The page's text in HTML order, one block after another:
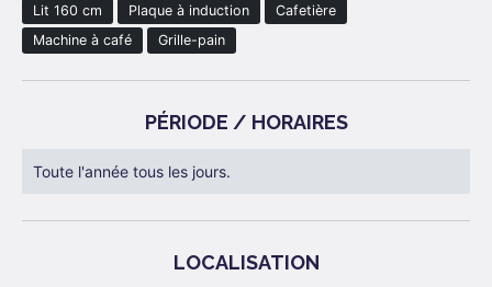
Lit 160 cm
Plaque à induction
Cafetière
Machine à café
Grille-pain
PÉRIODE / HORAIRES
Toute l'année tous les jours.
LOCALISATION